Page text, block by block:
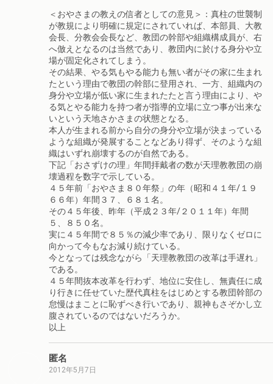
＜おやさまの教えの信者としての意見＞：真柱の世襲制
が教規により明確に規定にされていれば、本部員、大教
会長、分教会会長など、教団の幹部や組織構成員が、右
へ倣えとなるのは当然であり、教団内に於ける身分や立
場が固定化されてしまう。
その結果、やる気もやる能力も無い者がその家に生まれ
たという理由で教団の幹部に登用され、一方、組織内の
身分や立場が低い家に生まれたたと言う理由により、や
る気とやる能力を持つ者が指導的立場に立つ事が出来な
いという天地さかさまの状態となる。
本人が生まれる前から自分の身分や立場が決まっている
ような組織が発展することなどあり得ず、そのような組
織はいずれ崩壊するのが自然である。
下記「おさずけの理」年間拝戴者の数が天理教教団の崩
壊過程を数字で示している。
４５年前「おやさま８０年祭」の年（昭和４１年/１９
６６年）年間３７、６８１名。
その４５年後、昨年（平成２３年/２０１１年）年間
５、８５０名。
実に４５年間で８５％の減少率であり、限りなくゼロに
向かって今もなお減り続けている。
今となっては残念ながら「天理教教団の改革は手遅れ」
である。
４５年間抜本改革を行わず、地位に安住し、無責任に成
り行きに任せていた歴代真柱をはじめとする教団幹部の
怠慢はまことに恥ずべき行いであり、親神もさぞかし立
腹されているのではないだろうか。
以上
匿名
2012年5月7日